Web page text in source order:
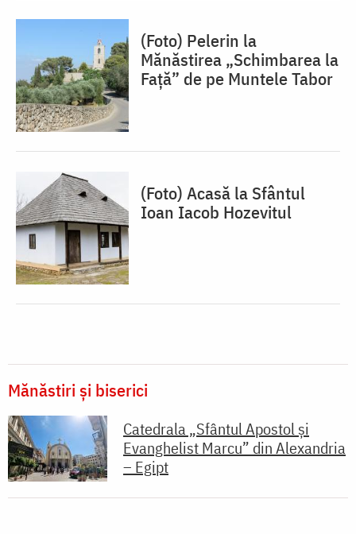
(Foto) Pelerin la
Mănăstirea „Schimbarea la
Față” de pe Muntele Tabor
(Foto) Acasă la Sfântul
Ioan Iacob Hozevitul
Mănăstiri și biserici
Catedrala „Sfântul Apostol și
Evanghelist Marcu” din Alexandria
– Egipt